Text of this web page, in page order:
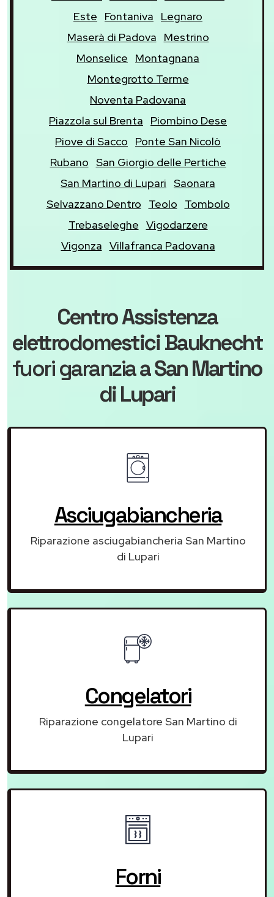
Este
Fontaniva
Legnaro
Maserà di Padova
Mestrino
Monselice
Montagnana
Montegrotto Terme
Noventa Padovana
Piazzola sul Brenta
Piombino Dese
Piove di Sacco
Ponte San Nicolò
Rubano San Giorgio delle Pertiche
San Martino di Lupari Saonara
Selvazzano Dentro
Teolo
Tombolo
Trebaseleghe Vigodarzere
Vigonza Villafranca Padovana
Centro Assistenza
elettrodomestici Bauknecht
fuori garanziaa San Martino
di Lupari
Asciugabiancheria
Riparazione asciugabiancheria San Martino
di Lupari
Congelatori
Riparazione congelatore San Martino di
Lupari
Forni